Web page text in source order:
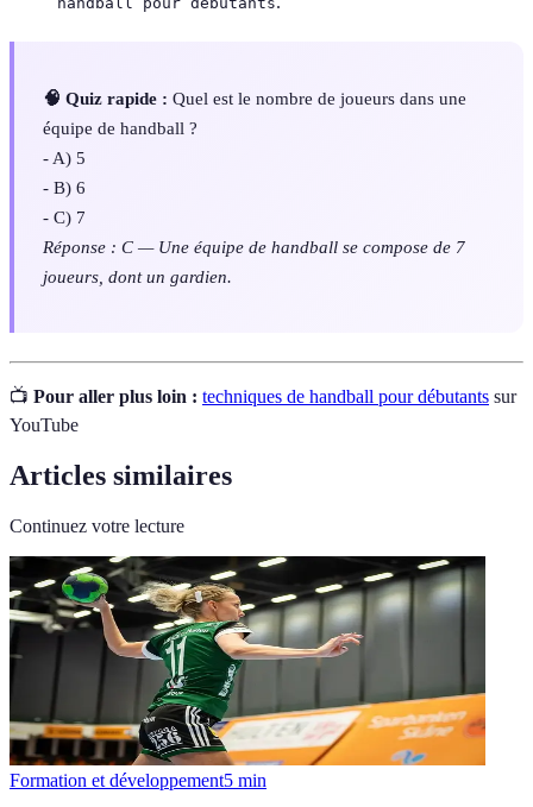
🧠 Quiz rapide : Quel est le nombre de joueurs dans une
équipe de handball ?
- A) 5
- B) 6
- C) 7
Réponse : C — Une équipe de handball se compose de 7
joueurs, dont un gardien.
📺 Pour aller plus loin : techniques de handball pour débutants sur
YouTube
Articles similaires
Continuez votre lecture
Formation et développement5 min